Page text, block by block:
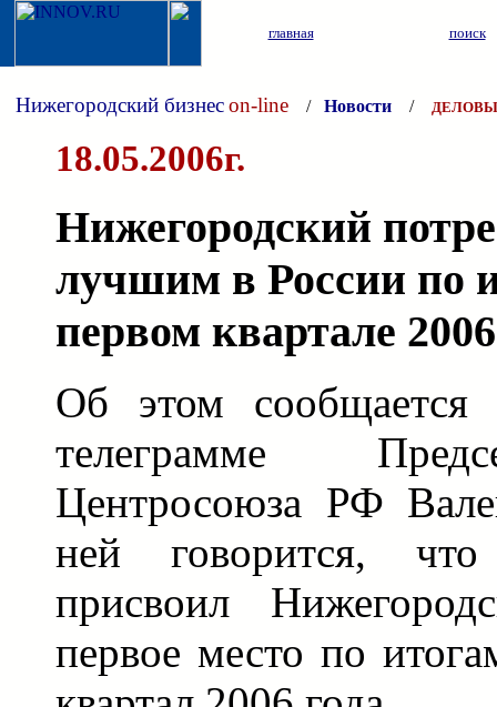
главная поиск
Нижегородский бизнесon-line / Новости /
18.05.2006г.
Нижегородский
лучшим в России по
первом квартале
Об этом сообщается
телеграмме
Центросоюза РФ
ней говорится,
присвоил
первое место по